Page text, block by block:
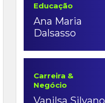
Educação
Ana Maria
Dalsasso
Carreira &
Negócio